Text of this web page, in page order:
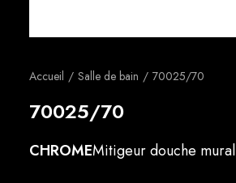
Accueil Salle de bain 70025/70
70025/70
CHROMEMitigeur douche mural